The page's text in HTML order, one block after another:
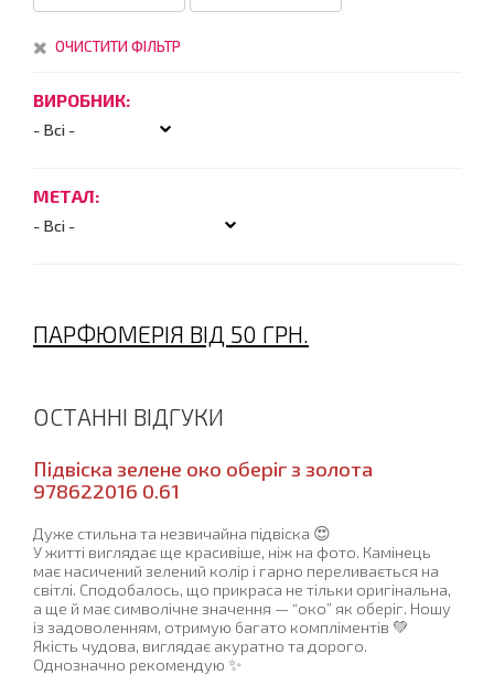
ОЧИСТИТИ ФІЛЬТР
ВИРОБНИК:
МЕТАЛ:
ПАРФЮМЕРІЯ ВІД 50 ГРН.
ОСТАННІ ВІДГУКИ
Підвіска зелене око оберіг з золота
978622016 0.61
Дуже стильна та незвичайна підвіска 😍
У житті виглядає ще красивіше, ніж на фото. Камінець
має насичений зелений колір і гарно переливається на
світлі. Сподобалось, що прикраса не тільки оригінальна,
а ще й має символічне значення — “око” як оберіг. Ношу
із задоволенням, отримую багато компліментів 💚
Якість чудова, виглядає акуратно та дорого.
Однозначно рекомендую ✨